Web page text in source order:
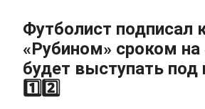
Футболист подписал
«Рубином» сроком на
будет выступать
1️⃣2️⃣